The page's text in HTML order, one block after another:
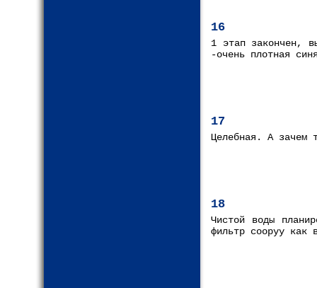
16
1 этап закончен,
-очень плотная
17
Целебная. А зачем
18
Чистой воды
фильтр сооруу как